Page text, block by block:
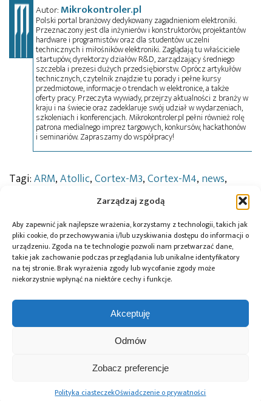
Zarządzaj zgodą
Aby zapewnić jak najlepsze wrażenia, korzystamy z technologii, takich jak
pliki cookie, do przechowywania i/lub uzyskiwania dostępu do informacji o
urządzeniu. Zgoda na te technologie pozwoli nam przetwarzać dane,
takie jak zachowanie podczas przeglądania lub unikalne identyfikatory
na tej stronie. Brak wyrażenia zgody lub wycofanie zgody może
niekorzystnie wpłynąć na niektóre cechy i funkcje.
Akceptuję
Odmów
Zobacz preferencje
Polityka ciasteczekOświadczenie o prywatności
Autor:Mikrokontroler.pl
Polski portal branżowy dedykowany zagadnieniom elektroniki.
Przeznaczony jest dla inżynierów i konstruktorów, projektantów
hardware i programistów oraz dla studentów uczelni
technicznych i miłośników elektroniki. Zaglądają tu właściciele
startupów, dyrektorzy działów R&D, zarządzający średniego
szczebla i prezesi dużych przedsiębiorstw. Oprócz artykułów
technicznych, czytelnik znajdzie tu porady i pełne kursy
przedmiotowe, informacje o trendach w elektronice, a także
oferty pracy. Przeczyta wywiady, przejrzy aktualności z branży w
kraju i na świecie oraz zadeklaruje swój udział w wydarzeniach,
szkoleniach i konferencjach. Mikrokontroler.pl pełni również rolę
patrona medialnego imprez targowych, konkursów, hackathonów
i seminariów. Zapraszamy do współpracy!
Tagi:ARM,Atollic,Cortex-M3,Cortex-M4, news,
Przeczytaj również:
Association
elektronicznych
Microchip i Micron
prezentują
architekturę
PCIe® Gen 6 dla AI
danych
współpracę